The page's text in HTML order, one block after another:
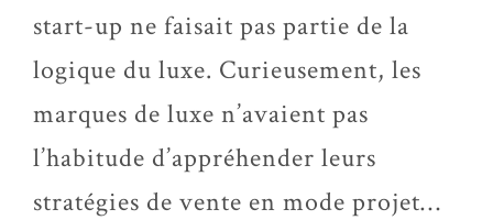
start-up ne faisait pas partie de la
logique du luxe. Curieusement, les
marques de luxe n’avaient pas
l’habitude d’appréhender leurs
stratégies de vente en mode projet…